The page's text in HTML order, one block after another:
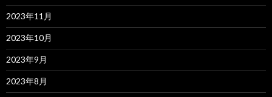
2023年11月
2023年10月
2023年9月
2023年8月